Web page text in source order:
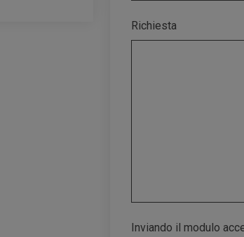
Richiesta
Inviando il modulo